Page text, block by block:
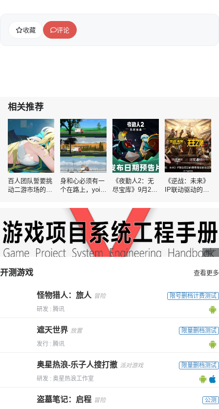
收藏 评论
相关推荐
百人团队誓要挑
动二游市场的空
身和心必须有一
个在路上，yoi分
游戏创作历程
《夜勤人2：无
尽宝库》9月2日
主机平台！
《逆战：未来》
IP联动驱动的赛
推广
开测游戏 查看更多
怪物猎人：旅人 冒险
限号删档计费测试
研发 : 腾讯
遮天世界 放置
限量删档测试
发行 : 腾讯
奥星热浪-乐子人搜打撤 派对游戏
限量删档测试
研发 : 奥星热浪工作室
盗墓笔记：启程 冒险
公测